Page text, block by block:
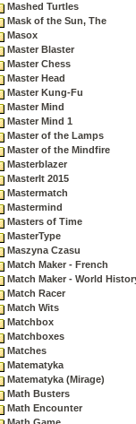
Mashed Turtles
Mask of the Sun, The
Masox
Master Blaster
Master Chess
Master Head
Master Kung-Fu
Master Mind
Master Mind 1
Master of the Lamps
Master of the Mindfire
Masterblazer
MasterIt 2015
Mastermatch
Mastermind
Masters of Time
MasterType
Maszyna Czasu
Match Maker - French
Match Maker - World
Match Racer
Match Wits
Matchbox
Matchboxes
Matches
Matematyka
Matematyka (Mirage)
Math Busters
Math Encounter